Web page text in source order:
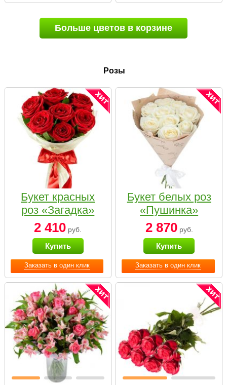
Больше цветов в корзине
Розы
Заказать в один клик
Букет красных
роз «Загадка»
2 410 руб.
Купить
Заказать в один клик
Букет белых роз
«Пушинка»
2 870руб.
Купить